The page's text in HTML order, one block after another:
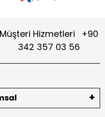
Müşteri Hizmetleri
+90
342 357 03 56